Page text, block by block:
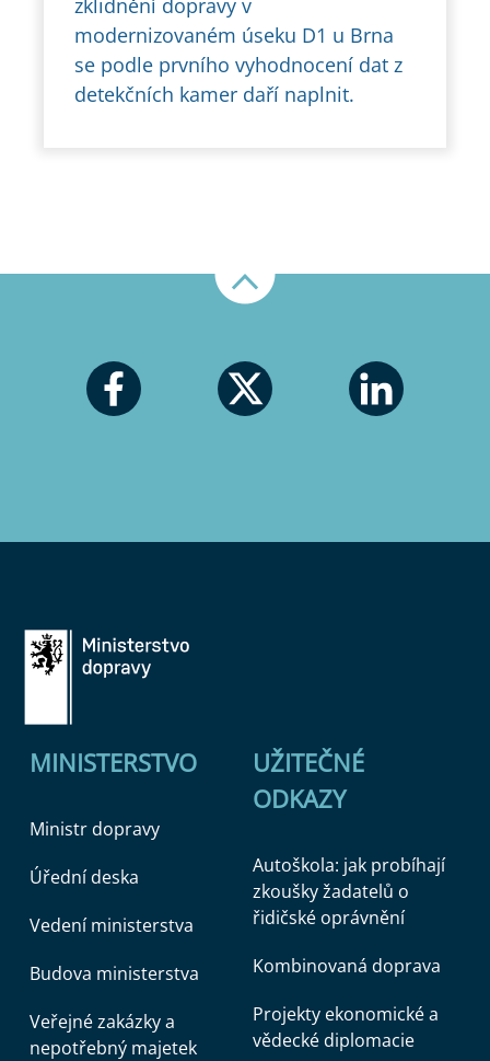
modernizovaném úseku D1 u Brna
se podle prvního vyhodnocení dat z
detekčních kamer daří naplnit.
MINISTERSTVO
Ministr dopravy
Úřední deska
Vedení ministerstva
Budova ministerstva
Veřejné zakázky a
nepotřebný majetek
UŽITEČNÉ
ODKAZY
Autoškola: jak probíhají
zkoušky žadatelů o
řidičské oprávnění
Kombinovaná doprava
Projekty ekonomické a
vědecké diplomacie